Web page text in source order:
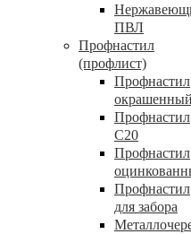
ПВЛ
Профнастил
(профлист)
Профнастил
окрашенный
Профнастил
С20
Профнастил
Профнастил
для забора